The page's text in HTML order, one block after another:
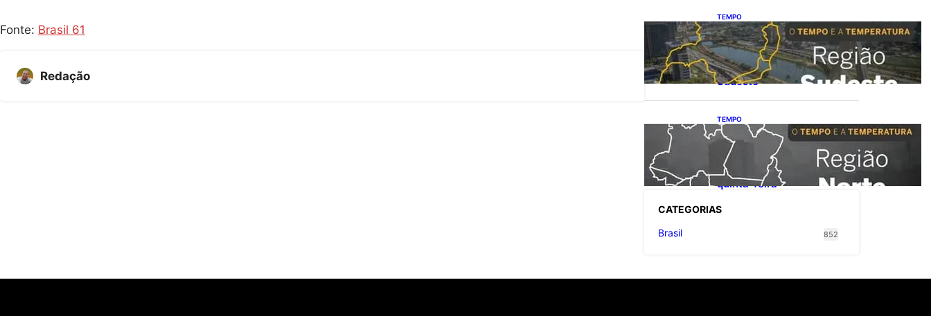
Fonte: Brasil 61
Redação
TEMPO
O TEMPO E A
TEMPERATURA: quinta-
feira será de calor e
aumento da instabilidade no
Sudeste
TEMPO
O TEMPO E A
TEMPERATURA: Chuva
segue concentrada no
extremo norte do país nesta
quinta-feira
CATEGORIAS
Brasil
852